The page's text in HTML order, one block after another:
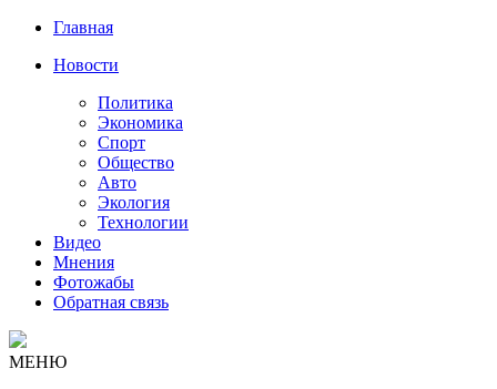
Главная
Новости
Политика
Экономика
Спорт
Общество
Авто
Экология
Технологии
Видео
Мнения
Фотожабы
Обратная связь
МЕНЮ